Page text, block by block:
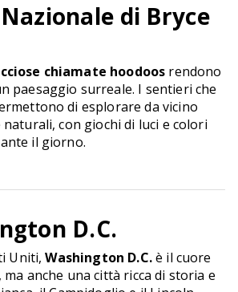
di Bryce
chiamate hoodoos rendono
paesaggio surreale. I sentieri che
di esplorare da vicino
con giochi di luci e colori
il giorno.
D.C.
Uniti,Washington D.C.è il cuore
anche una città ricca di storia e